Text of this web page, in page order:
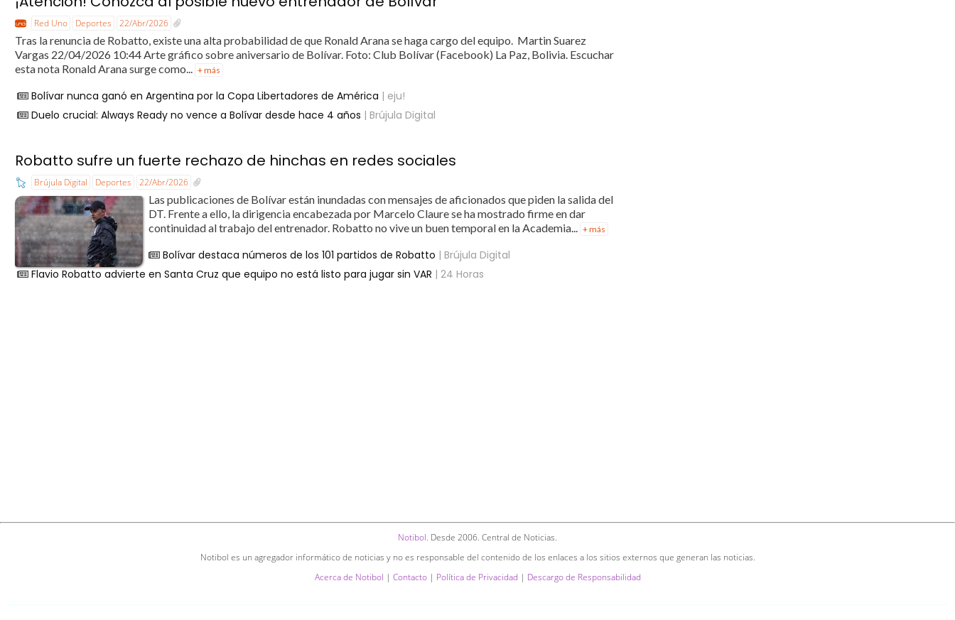
Red Uno Deportes 22/Abr/2026
Tras la renuncia de Robatto, existe una alta probabilidad de que Ronald Arana se haga cargo del equipo. Martin Suarez
Vargas 22/04/2026 10:44 Arte gráfico sobre aniversario de Bolívar. Foto: Club Bolívar (Facebook) La Paz, Bolivia. Escuchar
esta nota Ronald Arana surge como... + más
Bolívar nunca ganó en Argentina por la Copa Libertadores de América | eju!
Duelo crucial: Always Ready no vence a Bolívar desde hace 4 años | Brújula Digital
Robatto sufre un fuerte rechazo de hinchas en redes sociales
Brújula Digital Deportes 22/Abr/2026
Las publicaciones de Bolívar están inundadas con mensajes de aficionados que piden la salida del
DT. Frente a ello, la dirigencia encabezada por Marcelo Claure se ha mostrado firme en dar
continuidad al trabajo del entrenador. Robatto no vive un buen temporal en la Academia...
+ más
Bolívar destaca números de los 101 partidos de Robatto | Brújula Digital
Flavio Robatto advierte en Santa Cruz que equipo no está listo para jugar sin VAR | 24 Horas
Notibol. Desde 2006. Central de Noticias.
Notibol es un agregador informático de noticias y no es responsable del contenido de los enlaces a los sitios externos que generan las noticias.
Acerca de Notibol | Contacto| Política de Privacidad | Descargo de Responsabilidad